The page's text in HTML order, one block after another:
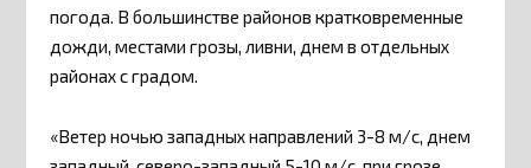
погода. В большинстве районов кратковременные
дожди, местами грозы, ливни, днем в отдельных
районах с градом.
«Ветер ночью западных направлений 3-8 м/с, днем